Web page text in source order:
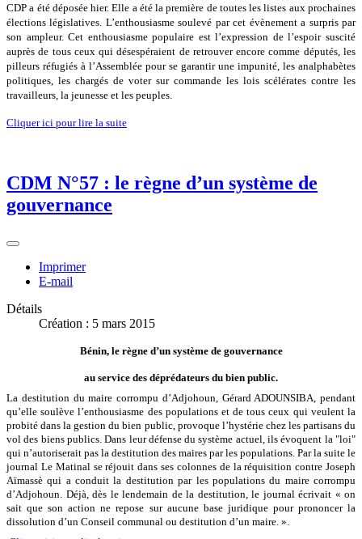
CDP a été déposée hier. Elle a été la première de toutes les listes aux prochaines
élections législatives. L’enthousiasme soulevé par cet évènement a surpris par
son ampleur. Cet enthousiasme populaire est l’expression de l’espoir suscité
auprès de tous ceux qui désespéraient de retrouver encore comme députés, les
pilleurs réfugiés à l’Assemblée pour se garantir une impunité, les analphabètes
politiques, les chargés de voter sur commande les lois scélérates contre les
travailleurs, la jeunesse et les peuples.
Cliquer ici pour lire la suite
CDM N°57 : le règne d’un système de
gouvernance
Imprimer
E-mail
Détails
Création : 5 mars 2015
Bénin, le règne d’un système de gouvernance
au service des déprédateurs du bien public.
La destitution du maire corrompu d’Adjohoun, Gérard ADOUNSIBA, pendant
qu’elle soulève l’enthousiasme des populations et de tous ceux qui veulent la
probité dans la gestion du bien public, provoque l’hystérie chez les partisans du
vol des biens publics. Dans leur défense du système actuel, ils évoquent la "loi"
qui n’autoriserait pas la destitution des maires par les populations. Par la suite le
journal Le Matinal se réjouit dans ses colonnes de la réquisition contre Joseph
Aïmassè qui a conduit la destitution par les populations du maire corrompu
d’Adjohoun. Déjà, dès le lendemain de la destitution, le journal écrivait « on
sait que son action ne repose sur aucune base juridique pour prononcer la
dissolution d’un Conseil communal ou destitution d’un maire. ».